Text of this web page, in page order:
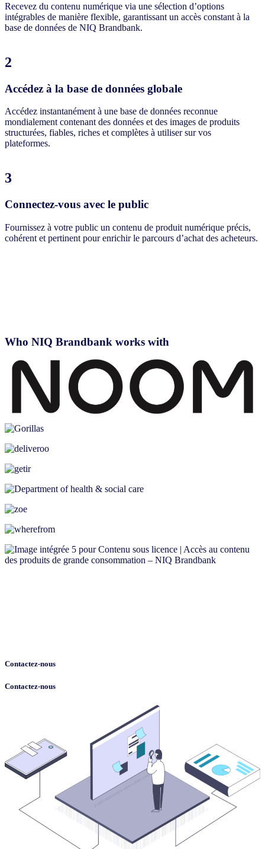
Recevez du contenu numérique via une sélection d’options
intégrables de manière flexible, garantissant un accès constant à la
base de données de NIQ Brandbank.
2
Accédez à la base de données globale
Accédez instantanément à une base de données reconnue
mondialement contenant des données et des images de produits
structurées, fiables, riches et complètes à utiliser sur vos
plateformes.
3
Connectez-vous avec le public
Fournissez à votre public un contenu de produit numérique précis,
cohérent et pertinent pour enrichir le parcours d’achat des acheteurs.
Who NIQ Brandbank works with
Contactez-nous
Contactez-nous